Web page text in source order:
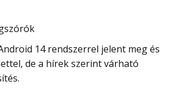
de a hírek szerint várható